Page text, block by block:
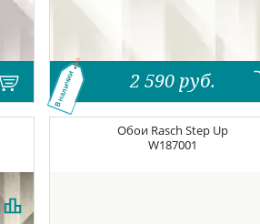
2 590 руб.
В наличии
Обои Rasch Step Up
W187001